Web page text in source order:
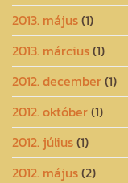
2013. május(1)
2013. március(1)
2012. december(1)
2012. október(1)
2012. július(1)
2012. május(2)